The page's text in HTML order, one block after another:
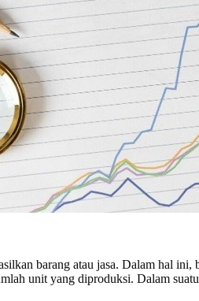
barang atau jasa. Dalam hal
unit yang diproduksi. Dalam